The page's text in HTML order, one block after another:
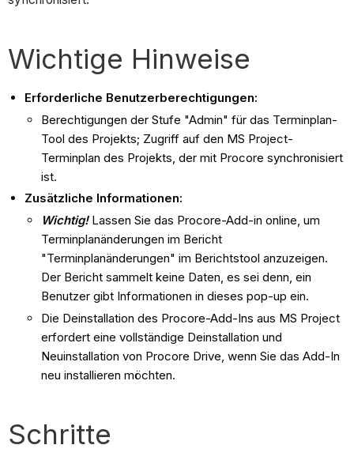
Wichtige Hinweise
Erforderliche Benutzerberechtigungen:
Berechtigungen der Stufe "Admin" für das Terminplan-
Tool des Projekts; Zugriff auf den MS Project-
Terminplan des Projekts, der mit Procore synchronisiert
ist.
Zusätzliche Informationen:
Wichtig!Lassen Sie das Procore-Add-in online, um
Terminplanänderungen im Bericht
"Terminplanänderungen" im Berichtstool anzuzeigen.
Der Bericht sammelt keine Daten, es sei denn, ein
Benutzer gibt Informationen in dieses pop-up ein.
Die Deinstallation des Procore-Add-Ins aus MS Project
erfordert eine vollständige Deinstallation und
Neuinstallation von Procore Drive, wenn Sie das Add-In
neu installieren möchten.
Schritte